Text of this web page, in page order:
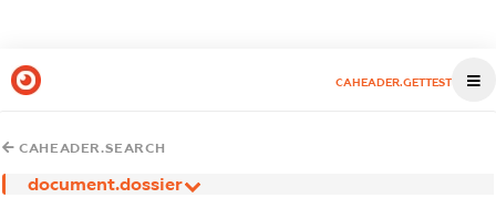
CAHEADER.GETTEST
CAHEADER.SEARCH
document.dossier